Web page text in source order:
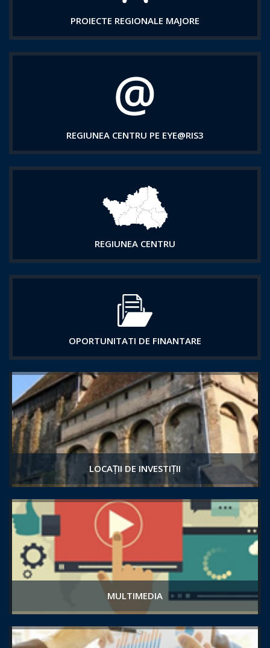
PROIECTE REGIONALE MAJORE
REGIUNEA CENTRU PE EYE@RIS3
REGIUNEA CENTRU
OPORTUNITATI DE FINANTARE
LOCAȚII DE INVESTIȚII
MULTIMEDIA